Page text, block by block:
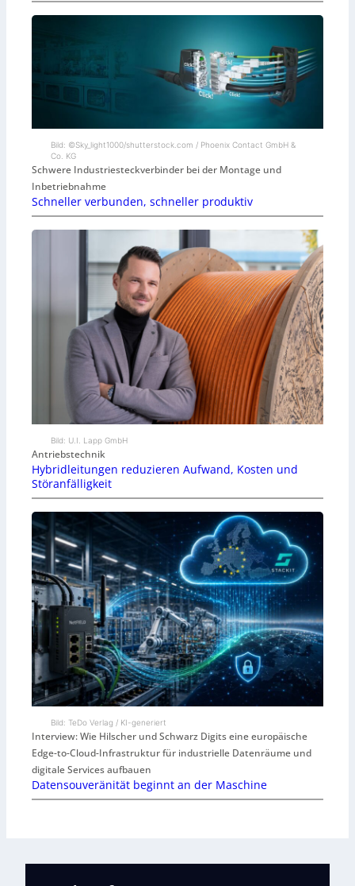
Bild: ©Sky_light1000/shutterstock.com / Phoenix Contact GmbH &
Co. KG
Schwere Industriesteckverbinder bei der Montage und
Inbetriebnahme
Schneller verbunden, schneller produktiv
Bild: U.I. Lapp GmbH
Antriebstechnik
Hybridleitungen reduzieren Aufwand, Kosten und
Störanfälligkeit
Bild: TeDo Verlag / KI-generiert
Interview: Wie Hilscher und Schwarz Digits eine europäische
Edge-to-Cloud-Infrastruktur für industrielle Datenräume und
digitale Services aufbauen
Datensouveränität beginnt an der Maschine